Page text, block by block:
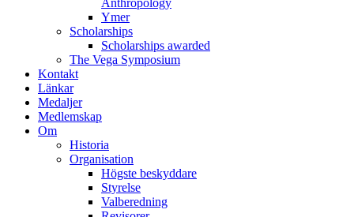
Ymer
Scholarships
Scholarships awarded
The Vega Symposium
Kontakt
Länkar
Medaljer
Medlemskap
Om
Historia
Organisation
Högste beskyddare
Styrelse
Valberedning